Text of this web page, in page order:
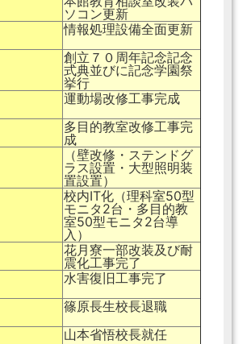
ソコン更新
情報処理設備全面更新
創立７０周年記念記念
式典並びに記念学園祭
挙行
運動場改修工事完成
多目的教室改修工事完
成
（壁改修・ステンドグ
ラス設置・大型照明装
置設置）
校内IT化（理科室50型
モニタ2台・多目的教
室50型モニタ2台導
入）
花月寮一部改装及び耐
震化工事完了
水害復旧工事完了
篠原長生校長退職
山本省悟校長就任